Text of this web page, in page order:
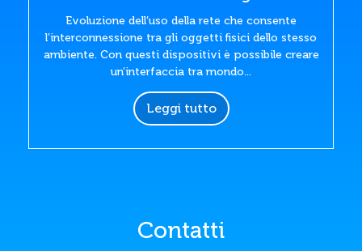
Evoluzione dell’uso della rete che consente
l’interconnessione tra gli oggetti fisici dello stesso
ambiente. Con questi dispositivi è possibile creare
un’interfaccia tra mondo...
Leggi tutto
Contatti